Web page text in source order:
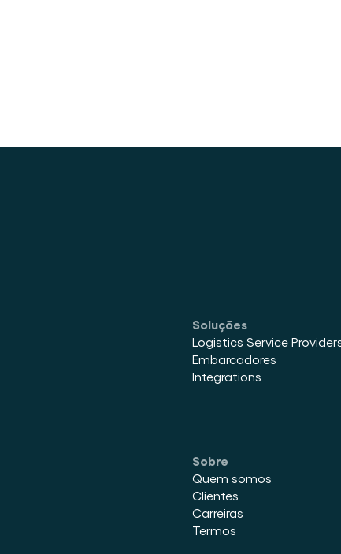
Soluções
Logistics Service
Embarcadores
Integrations
Sobre
Quem somos
Clientes
Carreiras
Termos